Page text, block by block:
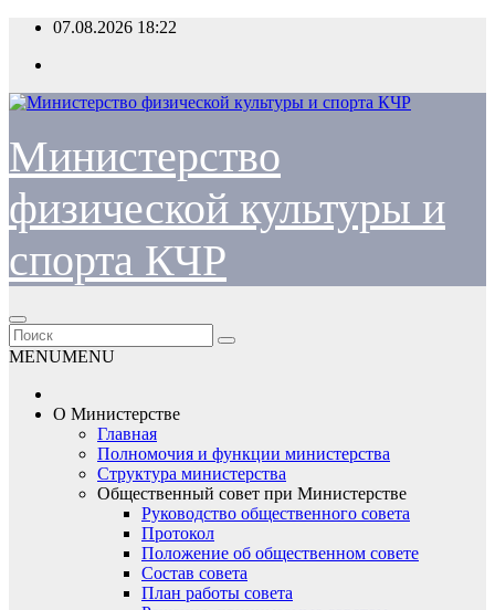
Перейти
содержимому
07.08.2026 18:22
Министерство
физической культуры и
спорта КЧР
MENUMENU
О Министерстве
Главная
Полномочия и функции министерства
Структура министерства
Общественный совет при Министерстве
Руководство общественного совета
Протокол
Положение об общественном совете
Состав совета
План работы совета